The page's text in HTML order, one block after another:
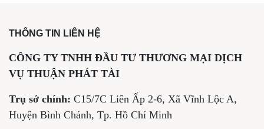
THÔNG TIN LIÊN HỆ
CÔNG TY TNHH ĐẦU TƯ THƯƠNG MẠI DỊCH
VỤ THUẬN PHÁT TÀI
Trụ sở chính: C15/7C Liên Ấp 2-6, Xã Vĩnh Lộc A,
Huyện Bình Chánh, Tp. Hồ Chí Minh